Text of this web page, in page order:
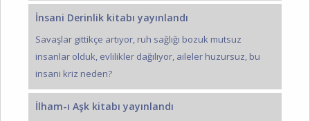
İnsani Derinlik kitabı yayınlandı
Savaşlar gittikçe artıyor, ruh sağlığı bozuk mutsuz
insanlar olduk, evlilikler dağılıyor, aileler huzursuz, bu
insani kriz neden?
İlham-ı Aşk kitabı yayınlandı